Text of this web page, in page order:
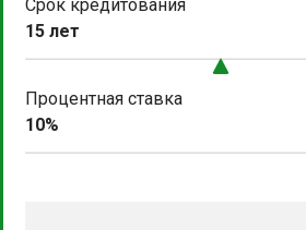
Срок кредитования
15 лет
Процентная ставка
10%